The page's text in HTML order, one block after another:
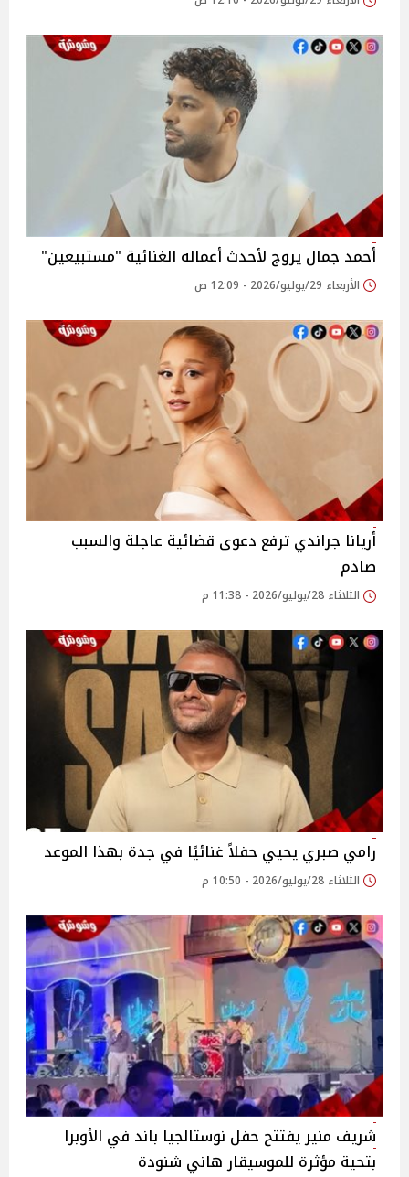
أحمد جمال يروج لأحدث أعماله الغنائية "مستبيعين"
الأربعاء 29/يوليو/2026 - 12:09 ص
أريانا جراندي ترفع دعوى قضائية عاجلة والسبب
صادم
الثلاثاء 28/يوليو/2026 - 11:38 م
رامي صبري يحيي حفلاً غنائيًا في جدة بهذا الموعد
الثلاثاء 28/يوليو/2026 - 10:50 م
شريف منير يفتتح حفل نوستالجيا باند في الأوبرا
بتحية مؤثرة للموسيقار هاني شنودة